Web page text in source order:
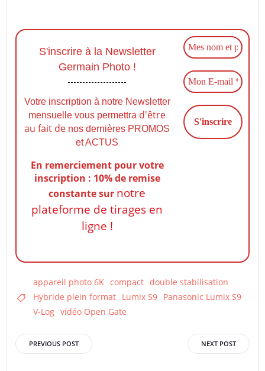
S'inscrire à la Newsletter
Germain Photo !
Votre inscription à notre Newsletter
mensuelle vous permettra d'être
au fait de nos dernières PROMOS
et ACTUS
En remerciement pour votre
inscription : 10% de remise
constantesur notre
plateforme de tirages en
ligne !
appareil photo 6K compact double stabilisation
Hybride plein format Lumix S9 Panasonic Lumix S9
V-Log vidéo Open Gate
Post
navigation
PREVIOUS POST
navigation
NEXT POST